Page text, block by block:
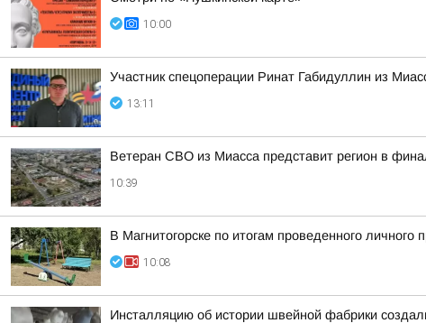
10:00
Участник спецоперации Ринат Габидуллин из
13:11
Ветеран СВО из Миасса представит регион в
10:39
В Магнитогорске по итогам проведенного
10:08
Инсталляцию об истории швейной фабрики